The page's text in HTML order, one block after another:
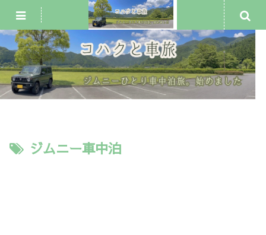
ジムニー車中泊・一人旅 犬連れ旅行 車中泊スポット
ジムニー車中泊